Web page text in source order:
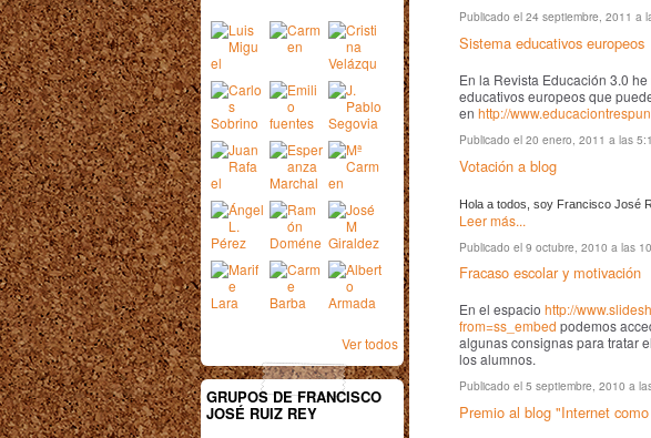
Ver todos
GRUPOS DE FRANCISCO
JOSÉ RUIZ REY
Publicado el 24 septiembre, 2011 a
Sistema educativos europeos
En la Revista Educación 3.0
educativos europeos que
en http://
Publicado el 20 enero, 2011 a las
Votación a blog
Hola a todos, soy Francisco José
Leer más...
Publicado el 9 octubre, 2010 a las
Fracaso escolar y motivación
En el espacio http://
from=ss_embed podemos
algunas consignas para tratar
los alumnos.
Publicado el 5 septiembre, 2010 a
Premio al blog "Internet